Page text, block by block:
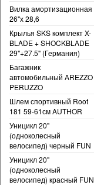
Вилка амортизационная
26"х 28,6
Крылья SKS комплект X-
BLADE + SHOCKBLADE
29"+27.5" (Германия)
Багажник
автомобильный AREZZO
PERUZZO
Шлем спортивный Root
181 59-61см AUTHOR
Уницикл 20"
(одноколесный
велосипед) черный FUN
Уницикл 20"
(одноколесный
велосипед) красный FUN